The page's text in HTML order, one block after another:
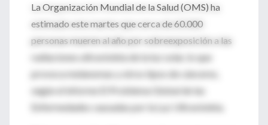
La Organización Mundial de la Salud (OMS) ha
estimado este martes que cerca de 60.000
personas mueren al año por sobreexposición a las
radiaciones ultravioleta de la luz solar, lo que
provoca melanomas y otros tipos de cánceres,
según el informe El Problema Global de las
Enfermedades causadas por la Luz Ultravioleta.